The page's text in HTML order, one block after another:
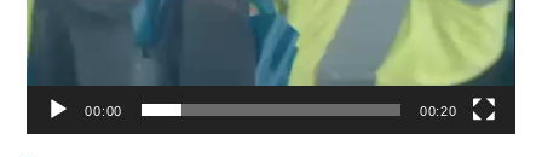
00:00 00:20